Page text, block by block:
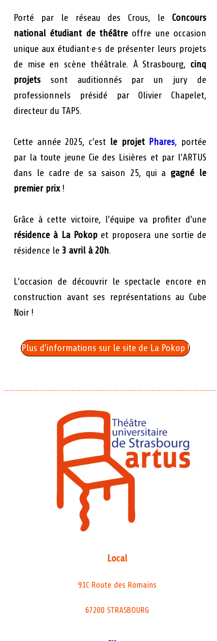
Porté par le réseau des Crous, le Concours
national étudiant de théâtre offre une occasion
unique aux étudiant·e·s de présenter leurs projets
de mise en scène théâtrale. À Strasbourg, cinq
projets sont auditionnés par un jury de
professionnels présidé par Olivier Chapelet,
directeur du TAPS.
Cette année 2025, c’est le projet Phares, portée
par la toute jeune Cie des Lisières et par l’ARTUS
dans le cadre de sa saison 25, qui a gagné le
premier prix!
Grâce à cette victoire, l’équipe va profiter d’une
résidence à La Pokopet proposera une sortie de
résidence le 3 avril à 20h.
L’occasion de découvrir le spectacle encore en
construction avant ses représentations au Cube
Noir !
Plus d’informations sur le site de La Pokop !
Local
91C Route des Romains
67200 STRASBOURG